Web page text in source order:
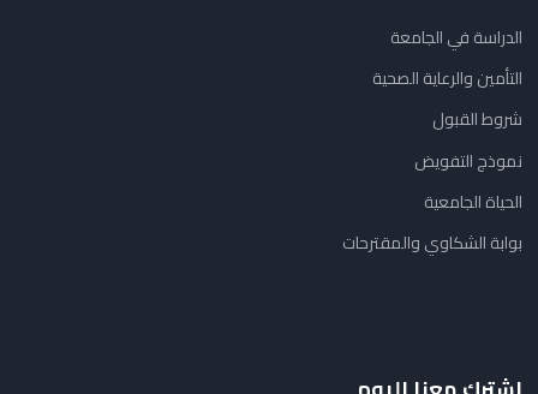
الدراسة في الجامعة
التأمين والرعاية الصحية
شروط القبول
نموذج التفويض
الحياة الجامعية
بوابة الشكاوي والمقترحات